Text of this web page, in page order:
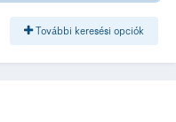
További keresési opciók